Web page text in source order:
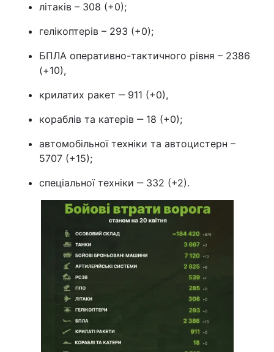
літаків – 308 (+0);
гелікоптерів – 293 (+0);
БПЛА оперативно-тактичного рівня – 2386
(+10),
крилатих ракет ‒ 911 (+0),
кораблів та катерів ‒ 18 (+0);
автомобільної техніки та автоцистерн –
5707 (+15);
спеціальної техніки ‒ 332 (+2).